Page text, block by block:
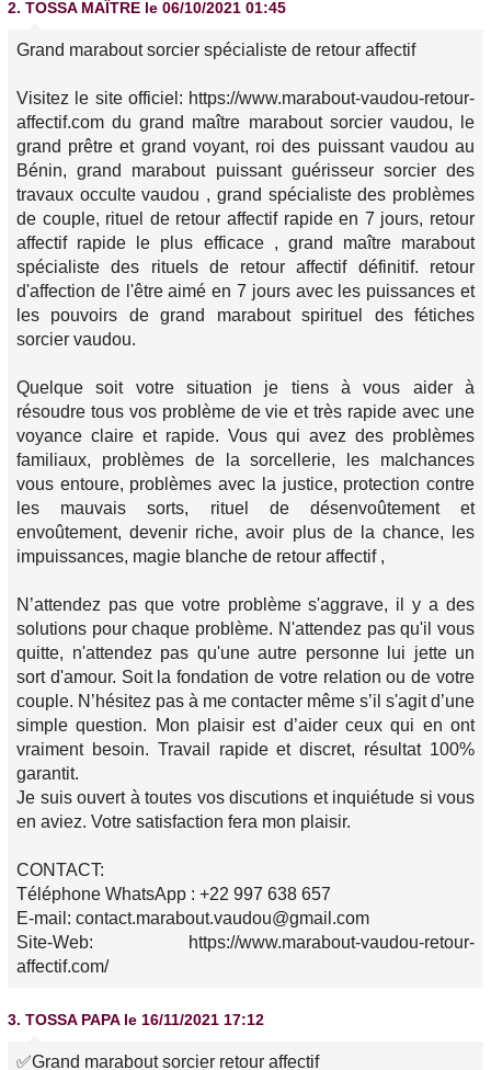
2. TOSSA MAÎTRE le 06/10/2021 01:45
Grand marabout sorcier spécialiste de retour affectif
Visitez le site officiel: https://www.marabout-vaudou-retour-
affectif.com du grand maître marabout sorcier vaudou, le
grand prêtre et grand voyant, roi des puissant vaudou au
Bénin, grand marabout puissant guérisseur sorcier des
travaux occulte vaudou , grand spécialiste des problèmes
de couple, rituel de retour affectif rapide en 7 jours, retour
affectif rapide le plus efficace , grand maître marabout
spécialiste des rituels de retour affectif définitif. retour
d'affection de l'être aimé en 7 jours avec les puissances et
les pouvoirs de grand marabout spirituel des fétiches
sorcier vaudou.
Quelque soit votre situation je tiens à vous aider à
résoudre tous vos problème de vie et très rapide avec une
voyance claire et rapide. Vous qui avez des problèmes
familiaux, problèmes de la sorcellerie, les malchances
vous entoure, problèmes avec la justice, protection contre
les mauvais sorts, rituel de désenvoûtement et
envoûtement, devenir riche, avoir plus de la chance, les
impuissances, magie blanche de retour affectif ,
N’attendez pas que votre problème s'aggrave, il y a des
solutions pour chaque problème. N'attendez pas qu'il vous
quitte, n'attendez pas qu'une autre personne lui jette un
sort d'amour. Soit la fondation de votre relation ou de votre
couple. N’hésitez pas à me contacter même s’il s'agit d’une
simple question. Mon plaisir est d’aider ceux qui en ont
vraiment besoin. Travail rapide et discret, résultat 100%
garantit.
Je suis ouvert à toutes vos discutions et inquiétude si vous
en aviez. Votre satisfaction fera mon plaisir.
CONTACT:
Téléphone WhatsApp : +22 997 638 657
E-mail: contact.marabout.vaudou@gmail.com
Site-Web: https://www.marabout-vaudou-retour-
affectif.com/
3. TOSSA PAPA le 16/11/2021 17:12
✅Grand marabout sorcier retour affectif